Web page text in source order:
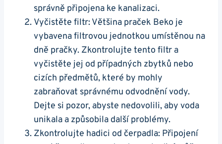
správně připojena ke kanalizaci.
Vyčistěte filtr: ⁤Většina praček Beko je
vybavena filtrovou jednotkou umístěnou na
dně pračky. Zkontrolujte tento filtr a
vyčistěte ⁢jej od případných zbytků⁣ nebo
cizích předmětů, které by mohly
zabraňovat‍ správnému odvodnění vody.
Dejte si pozor, abyste nedovolili, aby voda
unikala a způsobila další problémy.
Zkontrolujte hadici od čerpadla: Připojení